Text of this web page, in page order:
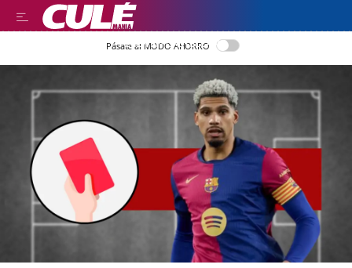
LEER EN CASTELLANO
Pásate al MODO AHORRO